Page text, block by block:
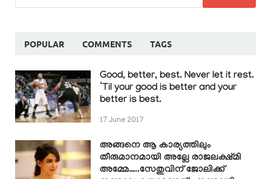
POPULAR COMMENTS TAGS
Good, better, best. Never let it rest.
‘Til your good is better and your
better is best.
17 June 2017
അങ്ങനെ ആ കാര്യത്തിലും
തീരുമാനമായി അല്ലേ രാജലക്ഷ്മി
അമ്മേ…..സേതുവിന് ജോലിക്ക്